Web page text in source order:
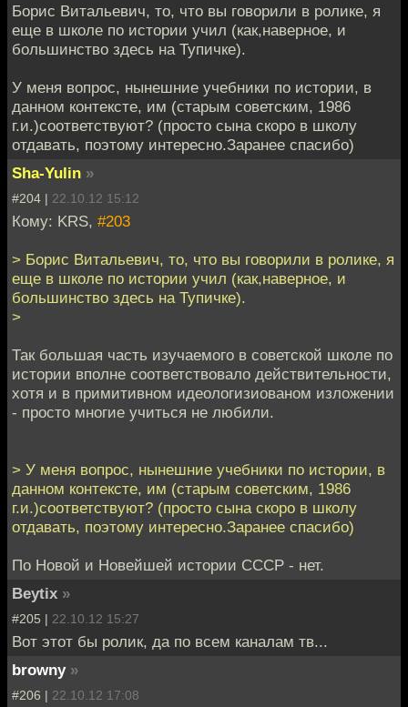
Борис Витальевич, то, что вы говорили в ролике, я
еще в школе по истории учил (как,наверное, и
большинство здесь на Тупичке).
У меня вопрос, нынешние учебники по истории, в
данном контексте, им (старым советским, 1986
г.и.)соответствуют? (просто сына скоро в школу
отдавать, поэтому интересно.Заранее спасибо)
Sha-Yulin »
#204 | 22.10.12 15:12
Кому: KRS, #203
> Борис Витальевич, то, что вы говорили в ролике, я
еще в школе по истории учил (как,наверное, и
большинство здесь на Тупичке).
>
Так большая часть изучаемого в советской школе по
истории вполне соответствовало действительности,
хотя и в примитивном идеологизиованом изложении
- просто многие учиться не любили.
> У меня вопрос, нынешние учебники по истории, в
данном контексте, им (старым советским, 1986
г.и.)соответствуют? (просто сына скоро в школу
отдавать, поэтому интересно.Заранее спасибо)
По Новой и Новейшей истории СССР - нет.
Beytix »
#205 | 22.10.12 15:27
Вот этот бы ролик, да по всем каналам тв...
browny »
#206 | 22.10.12 17:08